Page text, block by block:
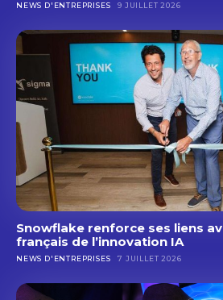
NEWS D'ENTREPRISES 9 JUILLET 2026
Snowflake renforce ses liens
français de l’innovation IA
NEWS D'ENTREPRISES 7 JUILLET 2026